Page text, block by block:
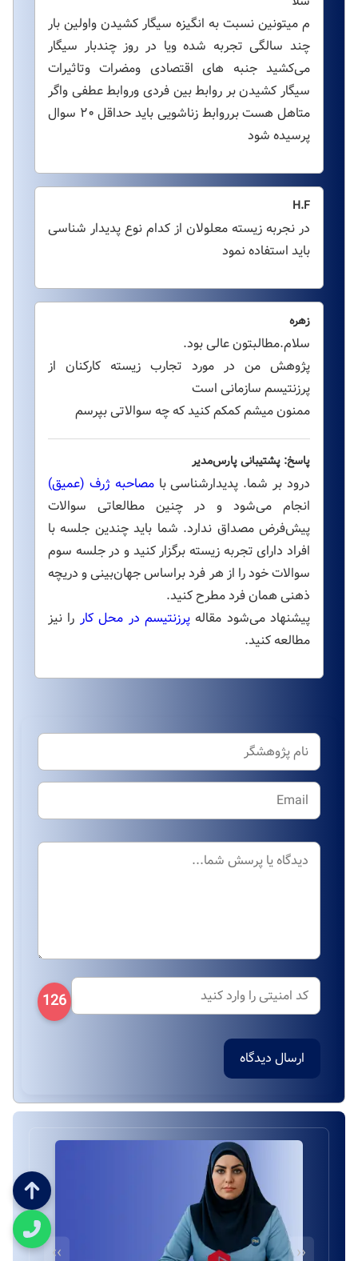
م میتونین نسبت به انگیزه سیگار کشیدن واولین بار
چند سالگی تجربه شده ویا در روز چندبار سیگار
می‌کشید جنبه های اقتصادی ومضرات وتاثیرات
سیگار کشیدن بر روابط بین فردی وروابط عطفی واگر
متاهل هست برروابط زناشویی باید حداقل ۲۰ سوال
پرسیده شود
H.F
در نجربه زیسته معلولان از کدام نوع پدیدار شناسی
باید استفاده نمود
زهره
سلام.مطالبتون عالی بود.
پژوهش من در مورد تجارب زیسته کارکنان از
پرزنتیسم سازمانی است
ممنون میشم کمکم کنید که چه سوالاتی بپرسم
پاسخ: پشتیبانی پارس‌مدیر
درود بر شما. پدیدارشناسی بامصاحبه ژرف (عمیق)
انجام می‌شود و در چنین مطالعاتی سوالات
پیش‌فرض مصداق ندارد. شما باید چندین جلسه با
افراد دارای تجربه زیسته برگزار کنید و در جلسه سوم
سوالات خود را از هر فرد براساس جهان‌بینی و دریچه
ذهنی همان فرد مطرح کنید.
پیشنهاد می‌شود مقالهپرزنتیسم در محل کار را نیز
مطالعه کنید.
126
ارسال دیدگاه
‹‹
››